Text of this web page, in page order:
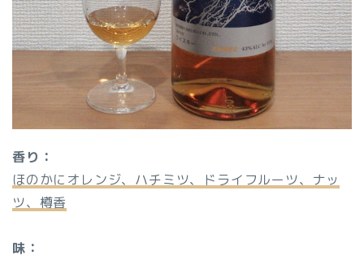
香り：
ほのかにオレンジ、ハチミツ、ドライフルーツ、ナッ
ツ、樽香
味：